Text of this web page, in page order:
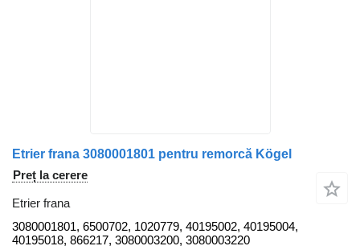
Etrier frana 3080001801 pentru remorcă Kögel
Preț la cerere
Etrier frana
3080001801, 6500702, 1020779, 40195002, 40195004,
40195018, 866217, 3080003200, 3080003220